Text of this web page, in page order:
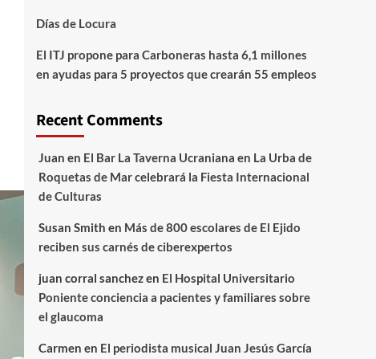
Días de Locura
El ITJ propone para Carboneras hasta 6,1 millones
en ayudas para 5 proyectos que crearán 55 empleos
Recent Comments
Juan en El Bar La Taverna Ucraniana en La Urba de
Roquetas de Mar celebrará la Fiesta Internacional
de Culturas
Susan Smith en Más de 800 escolares de El Ejido
reciben sus carnés de ciberexpertos
juan corral sanchezen El Hospital Universitario
Poniente conciencia a pacientes y familiares sobre
el glaucoma
Carmen en El periodista musical Juan Jesús García